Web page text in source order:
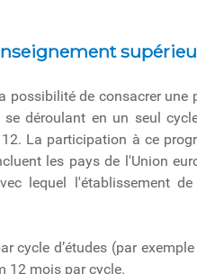
de consacrer une
déroulant en un seul
La participation à ce
les pays de l'Union
lequel l'établissement
cycle d’études (par
12 mois par cycle.